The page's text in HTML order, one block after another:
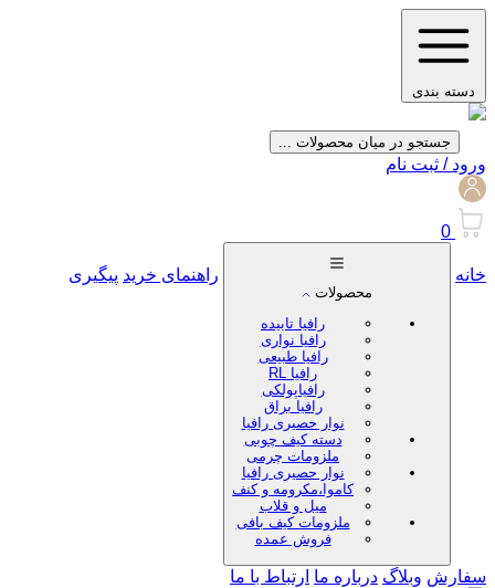
دسته بندی
جستجو در میان محصولات ...
ورود / ثبت نام
0
خانه
محصولات
رافیا تابیده
رافیا نواری
رافیا طبیعی
رافیا RL
رافیاپولکی
رافیا براق
نوار حصیری رافیا
دسته کیف چوبی
ملزومات چرمی
نوار حصیری رافیا
کاموا،مکرومه و کنف
میل و قلاب
ملزومات کیف بافی
فروش عمده
راهنمای خرید پیگیری
سفارش وبلاگ درباره ما ارتباط با ما